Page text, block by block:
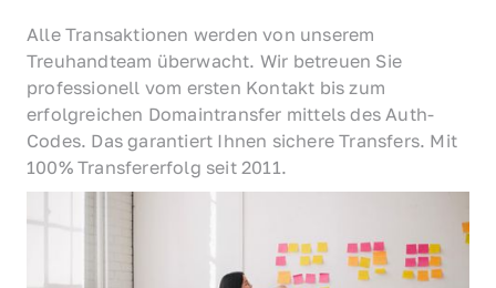
Alle Transaktionen werden von unserem
Treuhandteam überwacht. Wir betreuen Sie
professionell vom ersten Kontakt bis zum
erfolgreichen Domaintransfer mittels des Auth-
Codes. Das garantiert Ihnen sichere Transfers. Mit
100% Transfererfolg seit 2011.